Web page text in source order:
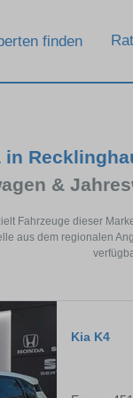
finden
in
&
Fahrzeuge dieser
aus dem regionalen
Kia K4